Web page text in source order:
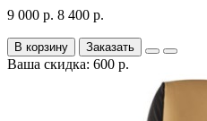
9 000 р. 8 400 р.
В корзину Заказать
Ваша скидка: 600 р.